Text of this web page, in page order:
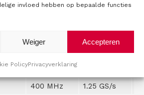
invloed hebben op bepaalde functies
Accepteren
Weiger
PolicyPrivacyverklaring
serie bestaat uit 5
Bandbreed
1-ch
400 MHz
400 MHz 1.25 GS/s